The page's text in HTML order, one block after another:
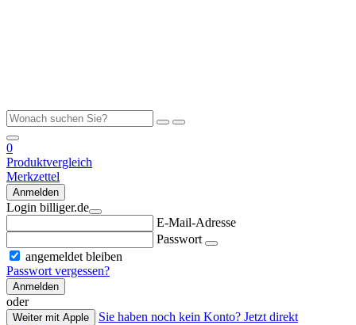
0
Produktvergleich
Merkzettel
Anmelden
Login billiger.de
E-Mail-Adresse
Passwort
angemeldet bleiben
Passwort vergessen?
Anmelden
oder
Weiter mit Apple
Sie haben noch kein Konto? Jetzt direkt